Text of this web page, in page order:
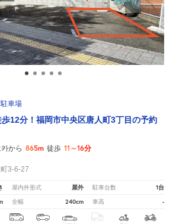
車場
12分！福岡市中央区唐人町3丁目の予約
から 865m 徒歩 11～16分
3-6-27
屋内外形式 屋外 駐車台数 1台
全幅 240cm 車高 -